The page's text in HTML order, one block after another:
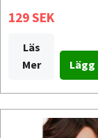
129 SEK
Läs
Mer